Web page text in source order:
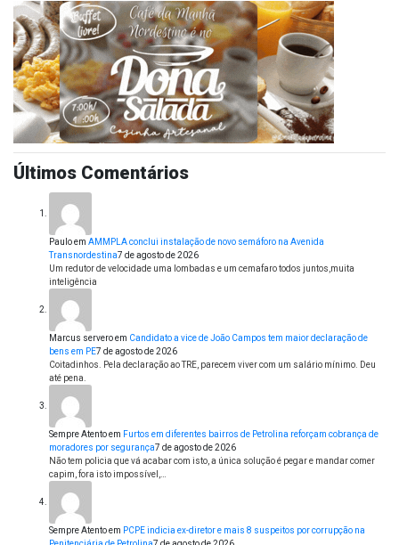
Últimos Comentários
Pauloem AMMPLA conclui instalação de novo semáforo na Avenida
Transnordestina7 de agosto de 2026
Um redutor de velocidade uma lombadas e um cemafaro todos juntos,muita
inteligência
Marcus serveroem Candidato a vice de João Campos tem maior declaração de
bens em PE7 de agosto de 2026
Coitadinhos. Pela declaração ao TRE, parecem viver com um salário mínimo. Deu
até pena.
Sempre Atentoem Furtos em diferentes bairros de Petrolina reforçam cobrança de
moradores por segurança7 de agosto de 2026
Não tem policia que vá acabar com isto, a única solução é pegar e mandar comer
capim, fora isto impossível,…
Sempre Atentoem PCPE indicia ex-diretor e mais 8 suspeitos por corrupção na